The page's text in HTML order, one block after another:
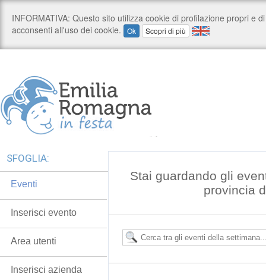
Stai guardando gli
provincia
SFOGLIA:
Eventi
Inserisci evento
Area utenti
Inserisci azienda